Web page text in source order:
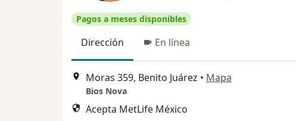
Pagos a meses disponibles
Dirección En línea
Moras 359, Benito Juárez • Mapa
Bios Nova
Acepta MetLife México